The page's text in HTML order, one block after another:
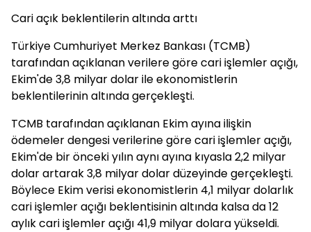
Cari açık beklentilerin altında arttı
Türkiye Cumhuriyet Merkez Bankası (TCMB)
tarafından açıklanan verilere göre cari işlemler açığı,
Ekim'de 3,8 milyar dolar ile ekonomistlerin
beklentilerinin altında gerçekleşti.
TCMB tarafından açıklanan Ekim ayına ilişkin
ödemeler dengesi verilerine göre cari işlemler açığı,
Ekim'de bir önceki yılın aynı ayına kıyasla 2,2 milyar
dolar artarak 3,8 milyar dolar düzeyinde gerçekleşti.
Böylece Ekim verisi ekonomistlerin 4,1 milyar dolarlık
cari işlemler açığı beklentisinin altında kalsa da 12
aylık cari işlemler açığı 41,9 milyar dolara yükseldi.